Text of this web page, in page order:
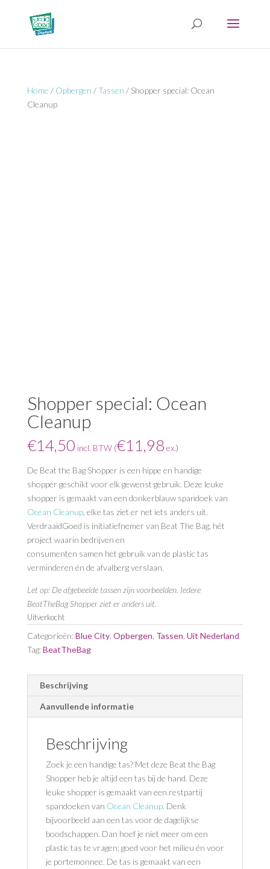
Home / Opbergen /Tassen / Shopper special: Ocean
Cleanup
Shopper special: Ocean
Cleanup
€14,50 incl. BTW (€11,98 ex.)
De Beat the Bag Shopper is een hippe en handige
shopper geschikt voor elk gewenst gebruik. Deze leuke
shopper is gemaakt van een donkerblauw spandoek van
Ocean Cleanup, elke tas ziet er net iets anders uit.
VerdraaidGoed is initiatiefnemer van Beat The Bag, hét
project waarin bedrijven en
consumenten samen het gebruik van de plastic tas
verminderen én de afvalberg verslaan.
Let op: De afgebeelde tassen zijn voorbeelden. Iedere
BeatTheBag Shopper ziet er anders uit.
Uitverkocht
Categorieën:Blue City, Opbergen Tassen Uit Nederland
Tag:BeatTheBag
Beschrijving
Aanvullende informatie
Beschrijving
Zoek je een handige tas? Met deze Beat the Bag
Shopper heb je altijd een tas bij de hand. Deze
leuke shopper is gemaakt van een restpartij
spandoeken van Ocean Cleanup. Denk
bijvoorbeeld aan een tas voor de dagelijkse
boodschappen. Dan hoef je niet meer om een
plastic tas te vragen; goed voor het milieu én voor
je portemonnee. De tas is gemaakt van een